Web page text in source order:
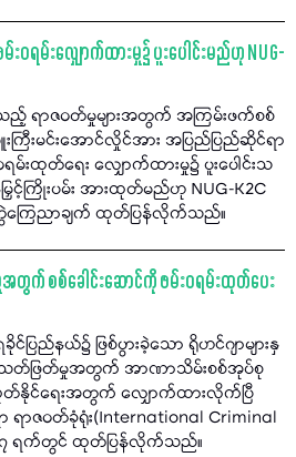
းဝရမ်းလျှောက်ထားမှု၌ ပူးပေါင်းမည်ဟု NUG-
သည့် ရာဇဝတ်မှုများအတွက် အကြမ်းဖက်စစ်
ကြီးမင်းအောင်လှိုင်အား အပြည်ပြည်ဆိုင်ရာ
မ်းထုတ်ရေး လျှောက်ထားမှု၌ ပူးပေါင်းသ
င့်ကြိုးပမ်း အားထုတ်မည်ဟု NUG-K2C
ကြေညာချက် ထုတ်ပြန်လိုက်သည်။
တွက် စစ်ခေါင်းဆောင်ကို ဖမ်းဝရမ်းထုတ်ပေး
င်ပြည်နယ်၌ ဖြစ်ပွားခဲ့သော ရိုဟင်ဂျာများနှ
တ်ဖြတ်မှုအတွက် အာဏာသိမ်းစစ်အုပ်စု
ထုတ်နိုင်ရေးအတွက် လျှောက်ထားလိုက်ပြီ
ရာဇဝတ်ခုံရုံး(International Criminal
၇ ရက်တွင် ထုတ်ပြန်လိုက်သည်။